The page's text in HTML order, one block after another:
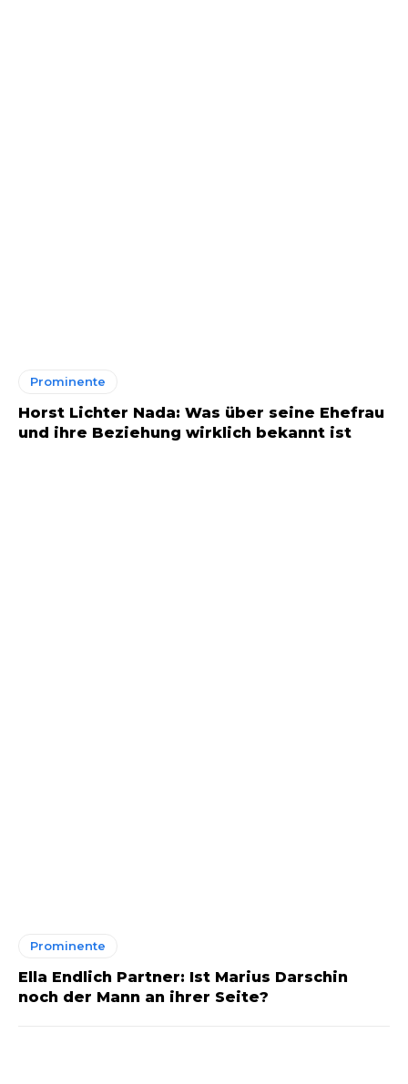
Prominente
Horst Lichter Nada: Was über seine Ehefrau
und ihre Beziehung wirklich bekannt ist
Prominente
Ella Endlich Partner: Ist Marius Darschin
noch der Mann an ihrer Seite?